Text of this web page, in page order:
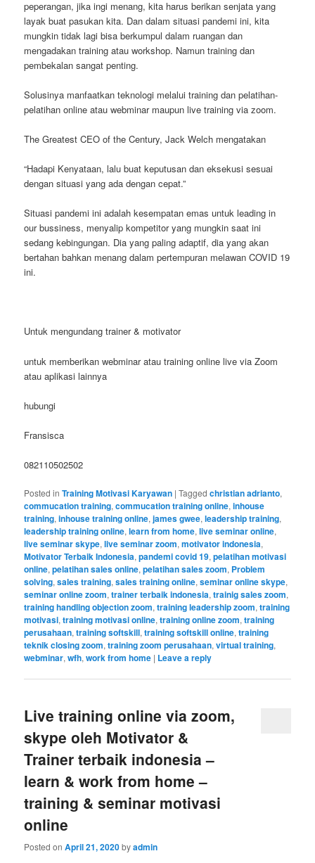
peperangan, jika ingi menang, kita harus berikan senjata yang
layak buat pasukan kita. Dan dalam situasi pandemi ini, kita
mungkin tidak lagi bisa berkumpul dalam ruangan dan
mengadakan training atau workshop. Namun training dan
pembekalan sangat penting.
Solusinya manfaatkan teknologi melalui training dan pelatihan-
pelatihan online atau webminar maupun live training via zoom.
The Greatest CEO of the Century, Jack Welch mengatakan
“Hadapi Kenyataan, lalu buat keputusan dan eksekusi sesuai
dengan situasi yang ada dengan cepat.”
Situasi pandemi ini adalah kesempatan emas untuk leading in
our bussiness, menyalip kompetitor yang mungkin saat ini
sedang kebingungan. Dia yang paling adaptif, dia yang akan
bertahan bahkan menang dalam pertempuran melawan COVID 19
ini.
Untuk mengundang trainer & motivator
untuk memberikan webminar atau training online live via Zoom
atau aplikasi lainnya
hubungi
Fransisca
082110502502
Posted in Training Motivasi Karyawan |Tagged christian adrianto,
commucation training,commucation training online,inhouse
training,inhouse training online,james gwee,leadership training,
leadership training online,learn from home,live seminar online,
live seminar skype,live seminar zoom,motivator indonesia,
Motivator Terbaik Indonesia,pandemi covid 19,pelatihan motivasi
online,pelatihan sales online,pelatihan sales zoom, Problem
solving,sales training,sales training online,seminar online skype,
seminar online zoom,trainer terbaik indonesia,trainig sales zoom,
training handling objection zoom,training leadership zoom,training
motivasi,training motivasi online,training online zoom,training
perusahaan,training softskill,training softskill online,training
teknik closing zoom,training zoom perusahaan,virtual training,
webminar,wfh,work from home | Leave a reply
Live training online via zoom,
skype oleh Motivator &
Trainer terbaik indonesia –
learn & work from home –
training & seminar motivasi
online
Posted onApril 21, 2020byadmin